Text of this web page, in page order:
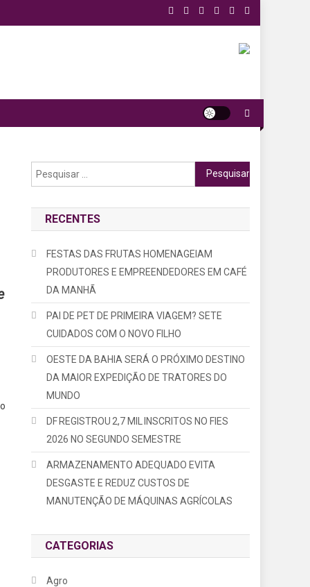
Pesquisar
por:
RECENTES
FESTAS DAS FRUTAS HOMENAGEIAM
PRODUTORES E EMPREENDEDORES EM CAFÉ
DA MANHÃ
PAI DE PET DE PRIMEIRA VIAGEM? SETE
CUIDADOS COM O NOVO FILHO
OESTE DA BAHIA SERÁ O PRÓXIMO DESTINO
DA MAIOR EXPEDIÇÃO DE TRATORES DO
MUNDO
DF REGISTROU 2,7 MIL INSCRITOS NO FIES
2026 NO SEGUNDO SEMESTRE
ARMAZENAMENTO ADEQUADO EVITA
DESGASTE E REDUZ CUSTOS DE
MANUTENÇÃO DE MÁQUINAS AGRÍCOLAS
CATEGORIAS
Agro